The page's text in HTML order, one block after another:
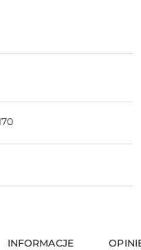
INFORMACJE